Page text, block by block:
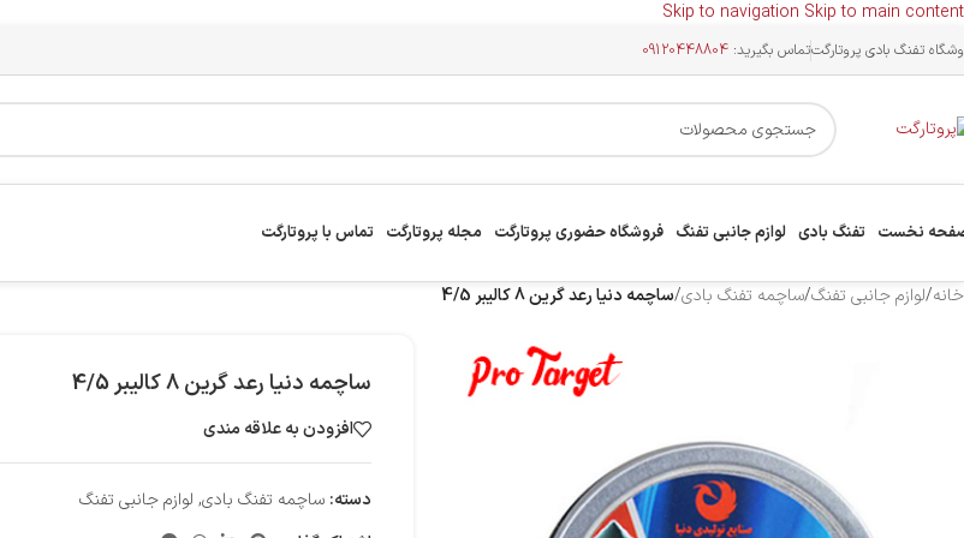
Skip to navigation Skip to main content
تفنگ بادی پروتارگتتماس بگیرید: 09120448804
نخست تفنگ بادی لوازم جانبی تفنگ فروشگاه حضوری پروتارگت مجله پروتارگت تماس با پروتارگت
خانه/لوازم جانبی تفنگ/ساچمه تفنگ بادی/ساچمه دنیا رعد گرین 8 کالیبر 4/5
ساچمه دنیا رعد گرین 8 کالیبر 4/5
افزودن به علاقه مندی
دسته: ساچمه تفنگ بادی, لوازم جانبی تفنگ